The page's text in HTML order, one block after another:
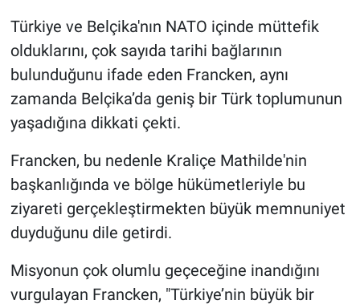
Türkiye ve Belçika'nın NATO içinde müttefik
olduklarını, çok sayıda tarihi bağlarının
bulunduğunu ifade eden Francken, aynı
zamanda Belçika’da geniş bir Türk toplumunun
yaşadığına dikkati çekti.
Francken, bu nedenle Kraliçe Mathilde'nin
başkanlığında ve bölge hükümetleriyle bu
ziyareti gerçekleştirmekten büyük memnuniyet
duyduğunu dile getirdi.
Misyonun çok olumlu geçeceğine inandığını
vurgulayan Francken, "Türkiye’nin büyük bir